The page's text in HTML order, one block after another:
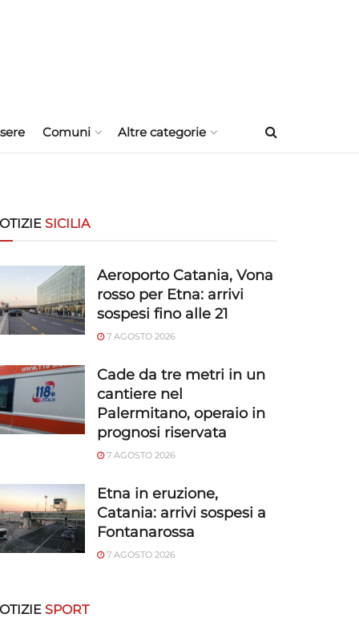
Comuni Altre categorie
SICILIA
Aeroporto Catania, Vona
rosso per Etna: arrivi
sospesi fino alle 21
7 AGOSTO 2026
Cade da tre metri in un
cantiere nel
Palermitano, operaio in
prognosi riservata
7 AGOSTO 2026
Etna in eruzione,
Catania: arrivi sospesi a
Fontanarossa
7 AGOSTO 2026
SPORT